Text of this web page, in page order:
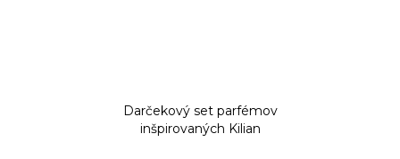
Darčekový set parfémov
inšpirovaných Kilian